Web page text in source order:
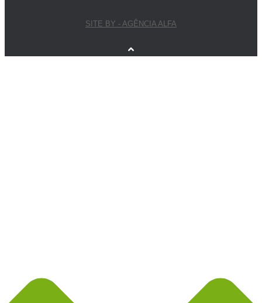
SITE BY - AGÊNCIA ALFA